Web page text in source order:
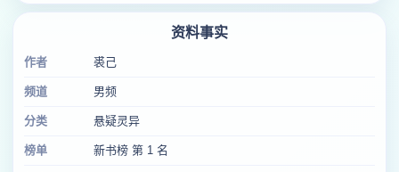
资料事实
作者 裘己
频道 男频
分类 悬疑灵异
榜单 新书榜 第 1 名